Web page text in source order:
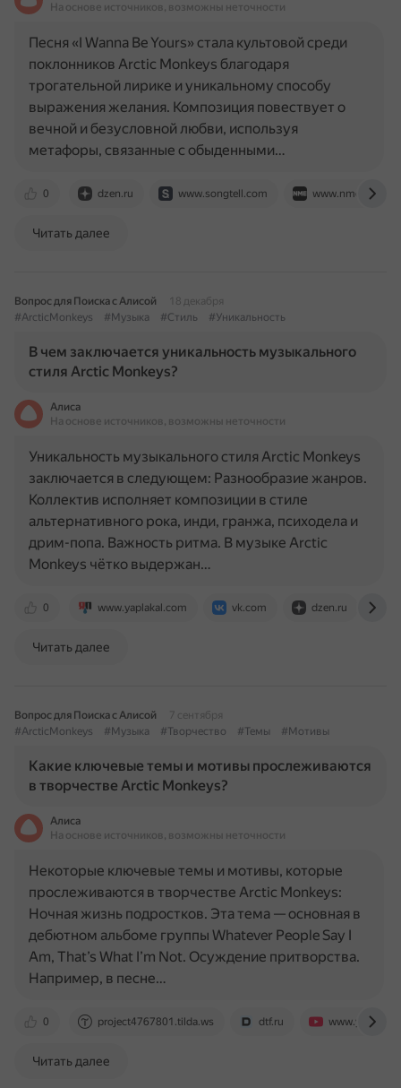
На основе источников, возможны неточности
0 dzen.ru www.songtell.com www.nme.com
Песня «I Wanna Be Yours» стала культовой среди
поклонников Arctic Monkeys благодаря
трогательной лирике и уникальному способу
выражения желания. Композиция повествует о
вечной и безусловной любви, используя
метафоры, связанные с обыденными…
Читать далее
Вопрос для Поиска с Алисой
18 декабря
#ArcticMonkeys
#Музыка #Стиль #Уникальность
В чем заключается уникальность музыкального
стиля Arctic Monkeys?
Алиса
На основе источников, возможны неточности
0 www.yaplakal.com vk.com dzen.ru
Уникальность музыкального стиля Arctic Monkeys
заключается в следующем: Разнообразие жанров.
Коллектив исполняет композиции в стиле
альтернативного рока, инди, гранжа, психодела и
дрим-попа. Важность ритма. В музыке Arctic
Monkeys чётко выдержан…
Читать далее
Вопрос для Поиска с Алисой
7 сентября
#ArcticMonkeys
#Музыка #Творчество #Темы #Мотивы
Какие ключевые темы и мотивы прослеживаются
в творчестве Arctic Monkeys?
Алиса
На основе источников, возможны неточности
0 project4767801.tilda.ws dtf.ru
Некоторые ключевые темы и мотивы, которые
прослеживаются в творчестве Arctic Monkeys:
Ночная жизнь подростков. Эта тема — основная в
дебютном альбоме группы Whatever People Say I
Am, That’s What I’m Not. Осуждение притворства.
Например, в песне…
Читать далее